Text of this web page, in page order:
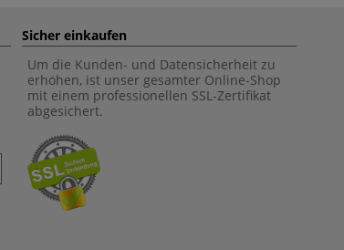
Sicher einkaufen
Um die Kunden- und Datensicherheit zu
erhöhen, ist unser gesamter Online-Shop
mit einem professionellen SSL-Zertifikat
abgesichert.